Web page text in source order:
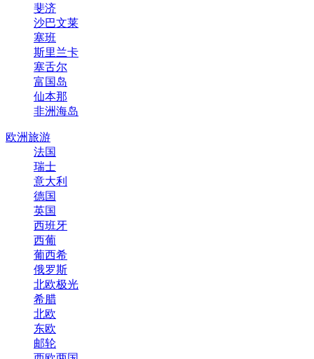
斐济
沙巴文莱
塞班
斯里兰卡
塞舌尔
富国岛
仙本那
非洲海岛
欧洲旅游
法国
瑞士
意大利
德国
英国
西班牙
西葡
葡西希
俄罗斯
北欧极光
希腊
北欧
东欧
邮轮